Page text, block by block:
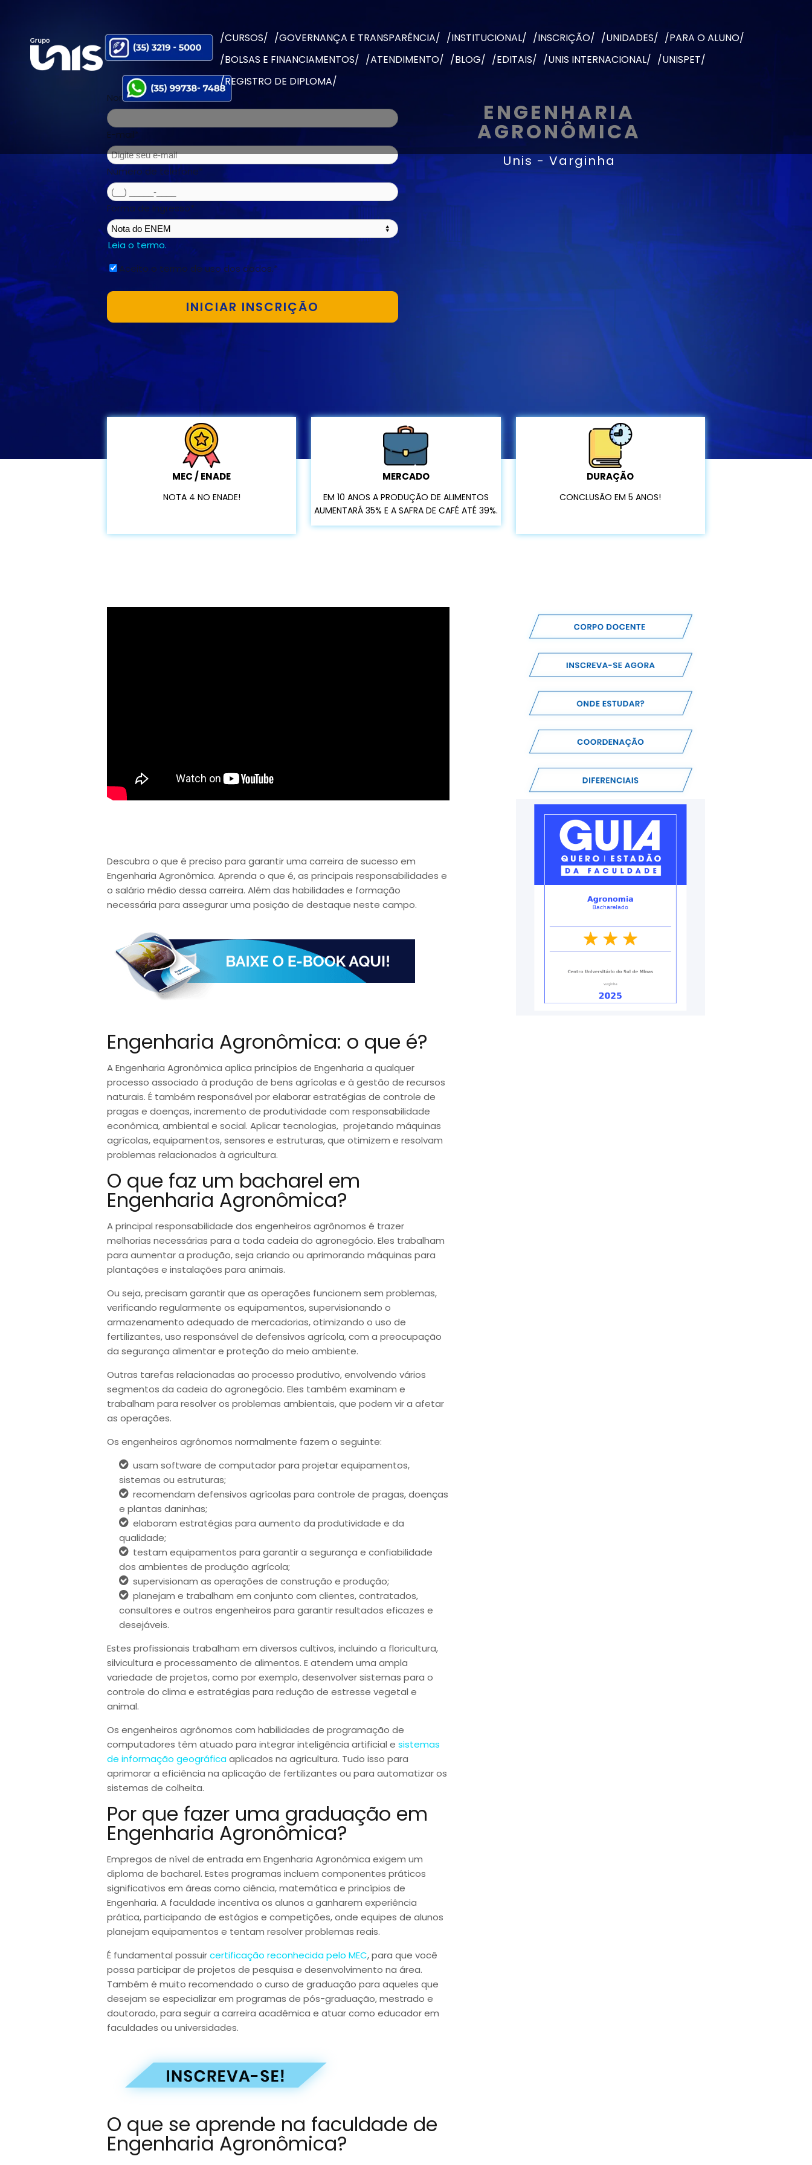
/CURSOS/ /GOVERNANÇA E TRANSPARÊNCIA/ /INSTITUCIONAL/ /INSCRIÇÃO/ /UNIDADES/ /PARA O ALUNO/
/BOLSAS E FINANCIAMENTOS/ /ATENDIMENTO/ /BLOG/ /EDITAIS/ /UNIS INTERNACIONAL/ /UNISPET/
/REGISTRO DE DIPLOMA/
Nome Completo
E-mail*
Número de telefone*
Forma de Ingresso*
Leia o termo.
Aceito o termo de uso dos dados.*
ENGENHARIA
AGRONÔMICA
Unis - Varginha
MEC / ENADE
NOTA 4 NO ENADE!
MERCADO
EM 10 ANOS A PRODUÇÃO DE ALIMENTOS
AUMENTARÁ 35% E A SAFRA DE CAFÉ ATÉ 39%.
DURAÇÃO
CONCLUSÃO EM 5 ANOS!
Descubra o que é preciso para garantir uma carreira de sucesso em
Engenharia Agronômica. Aprenda o que é, as principais responsabilidades e
o salário médio dessa carreira. Além das habilidades e formação
necessária para assegurar uma posição de destaque neste campo.
Engenharia Agronômica: o que é?
A Engenharia Agronômica aplica princípios de Engenharia a qualquer
processo associado à produção de bens agrícolas e à gestão de recursos
naturais. É também responsável por elaborar estratégias de controle de
pragas e doenças, incremento de produtividade com responsabilidade
econômica, ambiental e social. Aplicar tecnologias, projetando máquinas
agrícolas, equipamentos, sensores e estruturas, que otimizem e resolvam
problemas relacionados à agricultura.
O que faz um bacharel em
Engenharia Agronômica?
A principal responsabilidade dos engenheiros agrônomos é trazer
melhorias necessárias para a toda cadeia do agronegócio. Eles trabalham
para aumentar a produção, seja criando ou aprimorando máquinas para
plantações e instalações para animais.
Ou seja, precisam garantir que as operações funcionem sem problemas,
verificando regularmente os equipamentos, supervisionando o
armazenamento adequado de mercadorias, otimizando o uso de
fertilizantes, uso responsável de defensivos agrícola, com a preocupação
da segurança alimentar e proteção do meio ambiente.
Outras tarefas relacionadas ao processo produtivo, envolvendo vários
segmentos da cadeia do agronegócio. Eles também examinam e
trabalham para resolver os problemas ambientais, que podem vir a afetar
as operações.
Os engenheiros agrônomos normalmente fazem o seguinte:
usam software de computador para projetar equipamentos,
sistemas ou estruturas;
recomendam defensivos agrícolas para controle de pragas, doenças
e plantas daninhas;
elaboram estratégias para aumento da produtividade e da
qualidade;
testam equipamentos para garantir a segurança e confiabilidade
dos ambientes de produção agrícola;
supervisionam as operações de construção e produção;
planejam e trabalham em conjunto com clientes, contratados,
consultores e outros engenheiros para garantir resultados eficazes e
desejáveis.
Estes profissionais trabalham em diversos cultivos, incluindo a floricultura,
silvicultura e processamento de alimentos. E atendem uma ampla
variedade de projetos, como por exemplo, desenvolver sistemas para o
controle do clima e estratégias para redução de estresse vegetal e
animal.
Os engenheiros agrônomos com habilidades de programação de
computadores têm atuado para integrar inteligência artificial e sistemas
de informação geográficaaplicados na agricultura. Tudo isso para
aprimorar a eficiência na aplicação de fertilizantes ou para automatizar os
sistemas de colheita.
Por que fazer uma graduação em
Engenharia Agronômica?
Empregos de nível de entrada em Engenharia Agronômica exigem um
diploma de bacharel. Estes programas incluem componentes práticos
significativos em áreas como ciência, matemática e princípios de
Engenharia. A faculdade incentiva os alunos a ganharem experiência
prática, participando de estágios e competições, onde equipes de alunos
planejam equipamentos e tentam resolver problemas reais.
É fundamental possuircertificação reconhecida pelo MEC, para que você
possa participar de projetos de pesquisa e desenvolvimento na área.
Também é muito recomendado o curso de graduação para aqueles que
desejam se especializar em programas de pós-graduação, mestrado e
doutorado, para seguir a carreira acadêmica e atuar como educador em
faculdades ou universidades.
O que se aprende na faculdade de
Engenharia Agronômica?